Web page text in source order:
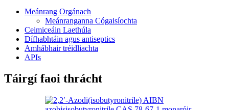
Meánrang Orgánach
Meánranganna Cógaisíochta
Ceimiceáin Laethúla
Dífhabhtáin agus antiseptics
Amhábhair tréidliachta
APIs
Táirgí faoi thrácht